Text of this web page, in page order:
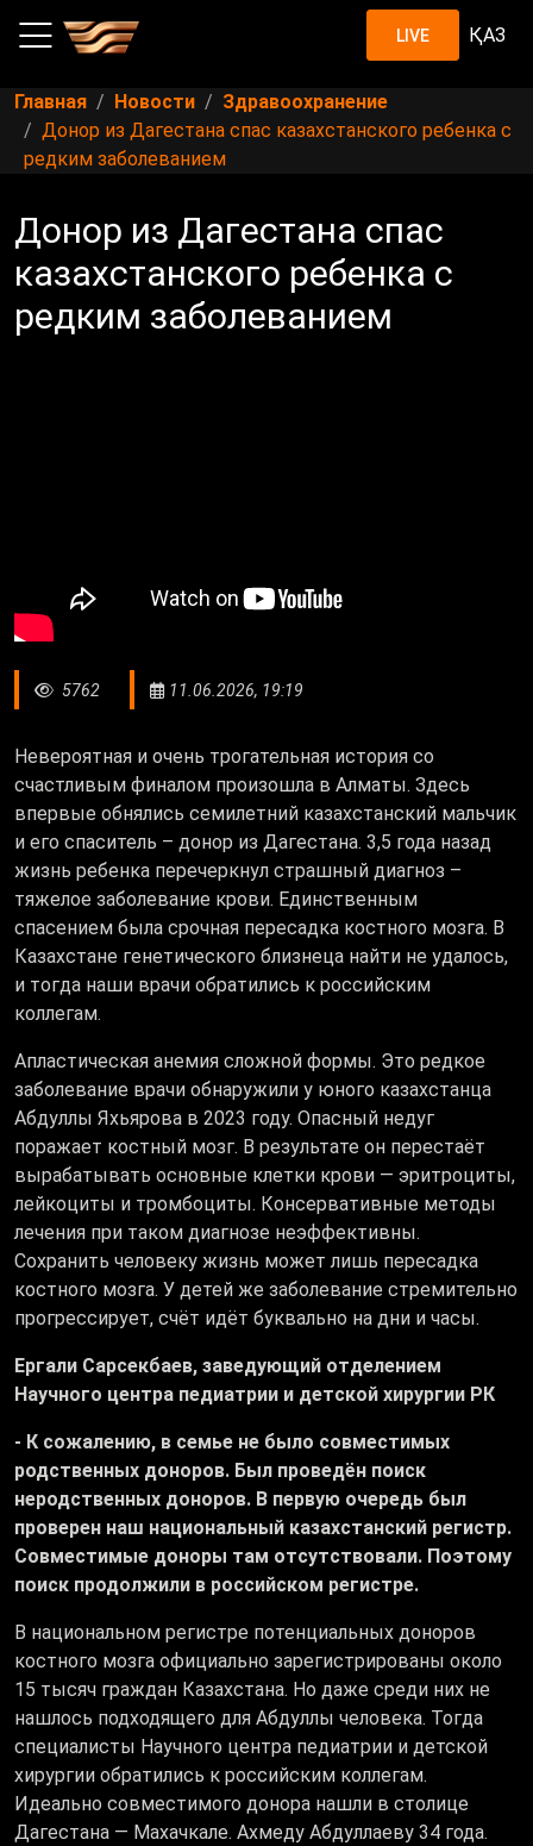
LIVE ҚАЗ
Главная Новости
Здравоохранение
Донор из Дагестана спас казахстанского ребенка с
редким заболеванием
Донор из Дагестана спас
казахстанского ребенка с
редким заболеванием
5762 11.06.2026, 19:19
Невероятная и очень трогательная история со
счастливым финалом произошла в Алматы. Здесь
впервые обнялись семилетний казахстанский мальчик
и его спаситель – донор из Дагестана. 3,5 года назад
жизнь ребенка перечеркнул страшный диагноз –
тяжелое заболевание крови. Единственным
спасением была срочная пересадка костного мозга. В
Казахстане генетического близнеца найти не удалось,
и тогда наши врачи обратились к российским
коллегам.
Апластическая анемия сложной формы. Это редкое
заболевание врачи обнаружили у юного казахстанца
Абдуллы Яхьярова в 2023 году. Опасный недуг
поражает костный мозг. В результате он перестаёт
вырабатывать основные клетки крови — эритроциты,
лейкоциты и тромбоциты. Консервативные методы
лечения при таком диагнозе неэффективны.
Сохранить человеку жизнь может лишь пересадка
костного мозга. У детей же заболевание стремительно
прогрессирует, счёт идёт буквально на дни и часы.
Ергали Сарсекбаев, заведующий отделением
Научного центра педиатрии и детской хирургии РК
- К сожалению, в семье не было совместимых
родственных доноров. Был проведён поиск
неродственных доноров. В первую очередь был
проверен наш национальный казахстанский регистр.
Совместимые доноры там отсутствовали. Поэтому
поиск продолжили в российском регистре.
В национальном регистре потенциальных доноров
костного мозга официально зарегистрированы около
15 тысяч граждан Казахстана. Но даже среди них не
нашлось подходящего для Абдуллы человека. Тогда
специалисты Научного центра педиатрии и детской
хирургии обратились к российским коллегам.
Идеально совместимого донора нашли в столице
Дагестана — Махачкале. Ахмеду Абдуллаеву 34 года.